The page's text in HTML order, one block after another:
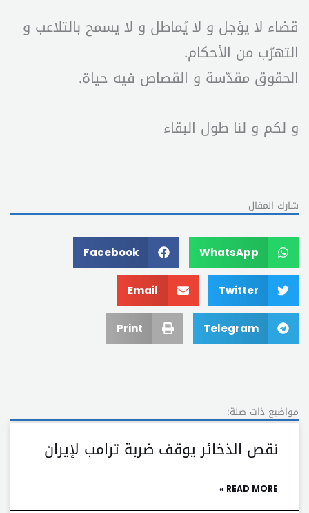
قضاء لا يؤجل و لا يُماطل و لا يسمح بالتلاعب و
التهرّب من الأحكام.
الحقوق مقدّسة و القصاص فيه حياة.
و لكم و لنا طول البقاء
شارك المقال
WhatsApp
Facebook
Twitter
Email
Telegram
Print
مواضيع ذات صلة:
نقص الذخائر يوقف ضربة ترامب لإيران
READ MORE »